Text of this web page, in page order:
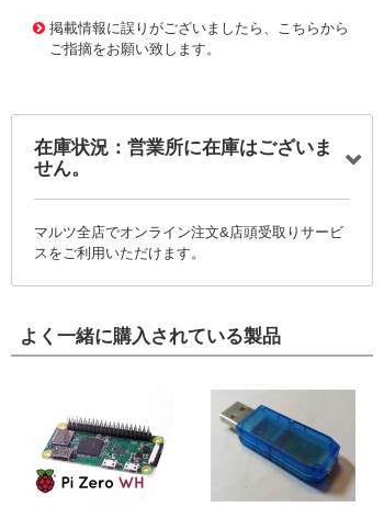
掲載情報に誤りがございましたら、こちらから
ご指摘をお願い致します。
在庫状況：営業所に在庫はございま
せん。
マルツ全店でオンライン注文&店頭受取りサービ
スをご利用いただけます。
よく一緒に購入されている製品